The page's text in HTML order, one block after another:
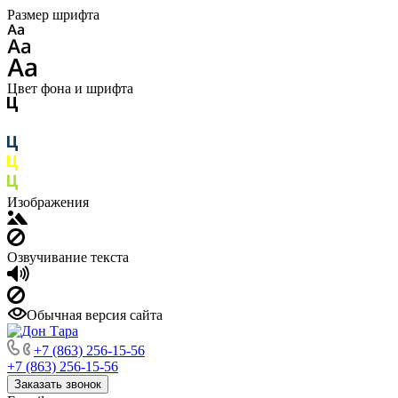
Размер шрифта
Цвет фона и шрифта
Изображения
Озвучивание текста
Обычная версия сайта
+7 (863) 256-15-56
+7 (863) 256-15-56
Заказать звонок